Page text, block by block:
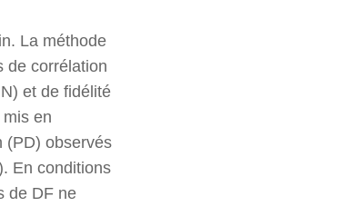
La méthode
de corrélation
et de fidélité
en
(PD) observés
En conditions
de DF ne